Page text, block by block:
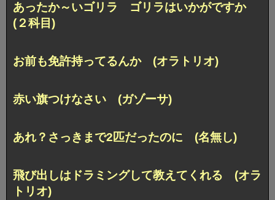
あったか～いゴリラ ゴリラはいかがですか
(２科目)
お前も免許持ってるんか (オラトリオ)
赤い旗つけなさい (ガゾーサ)
あれ？さっきまで2匹だったのに (名無し)
飛び出しはドラミングして教えてくれる (オラ
トリオ)